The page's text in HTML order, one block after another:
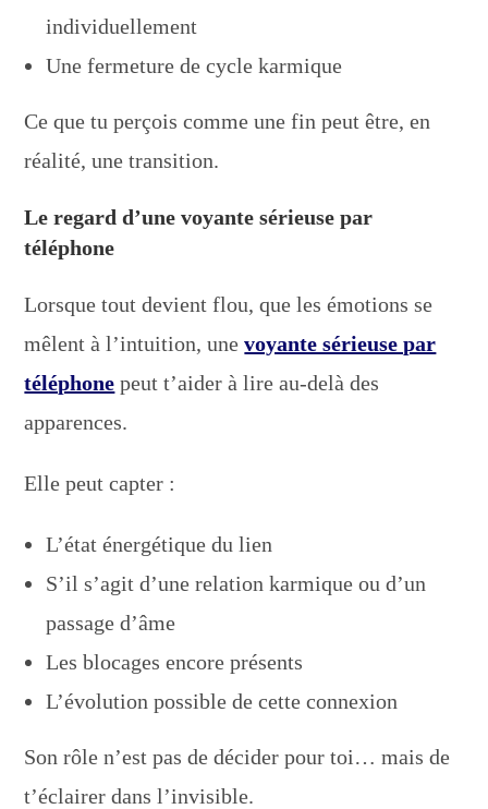
individuellement
Une fermeture de cycle karmique
Ce que tu perçois comme une fin peut être, en
réalité, une transition.
Le regard d’une voyante sérieuse par
téléphone
Lorsque tout devient flou, que les émotions se
mêlent à l’intuition, unevoyante sérieuse par
téléphone peut t’aider à lire au-delà des
apparences.
Elle peut capter :
L’état énergétique du lien
S’il s’agit d’une relation karmique ou d’un
passage d’âme
Les blocages encore présents
L’évolution possible de cette connexion
Son rôle n’est pas de décider pour toi… mais de
t’éclairer dans l’invisible.